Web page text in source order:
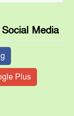
Media
Plus